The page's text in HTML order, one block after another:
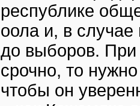
республике
оола и, в случае
до выборов. При
срочно, то
чтобы он